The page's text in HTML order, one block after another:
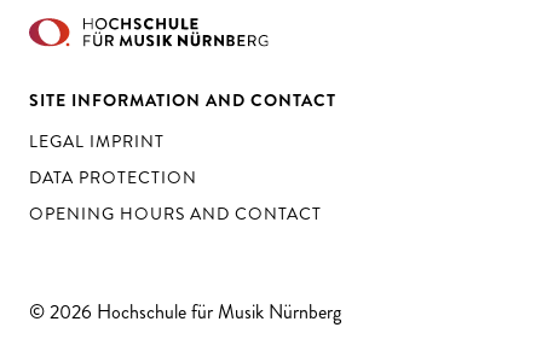
SITE INFORMATION AND CONTACT
LEGAL IMPRINT
DATA PROTECTION
OPENING HOURS AND CONTACT
© 2026 Hochschule für Musik Nürnberg